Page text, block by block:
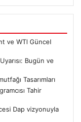
ve WTI Güncel
Bugün ve
Tasarımları
Tahir
Dap vizyonuyla